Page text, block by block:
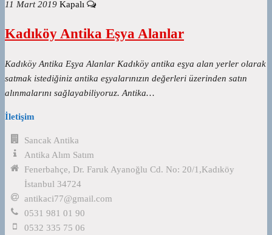
11 Mart 2019 Kapalı
Kadıköy Antika Eşya Alanlar
Kadıköy Antika Eşya Alanlar Kadıköy antika eşya alan yerler olarak
satmak istediğiniz antika eşyalarınızın değerleri üzerinden satın
alınmalarını sağlayabiliyoruz. Antika…
İletişim
Sancak Antika
Antika Alım Satım
Fenerbahçe, Dr. Faruk Ayanoğlu Cd. No: 20/1,Kadıköy
İstanbul 34724
antikaci77@gmail.com
0531 981 01 90
0532 335 75 06